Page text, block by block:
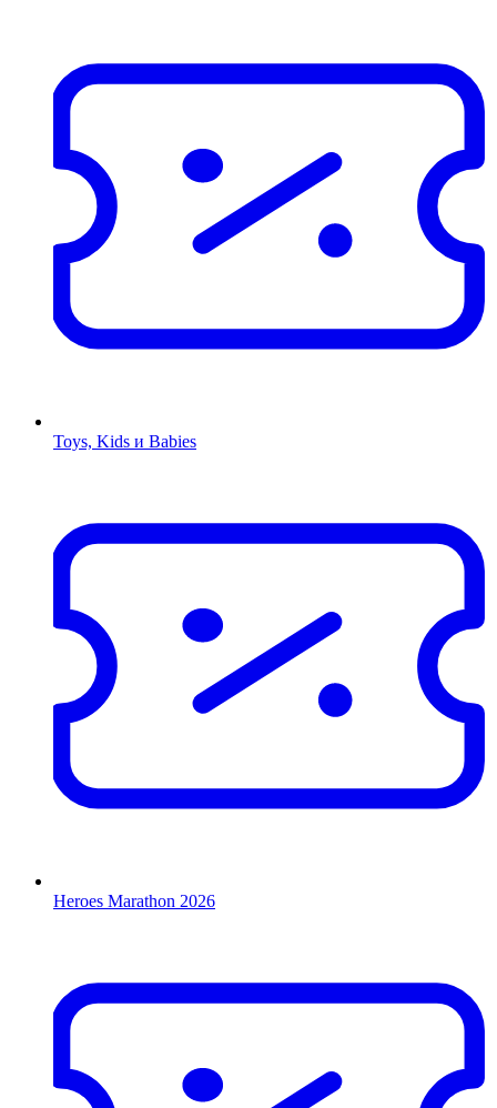
Toys, Kids и Babies
Heroes Marathon 2026